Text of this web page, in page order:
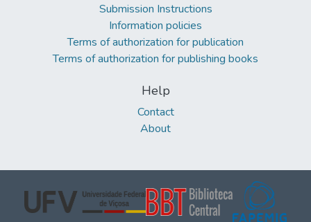
Submission Instructions
Information policies
Terms of authorization for publication
Terms of authorization for publishing books
Help
Contact
About